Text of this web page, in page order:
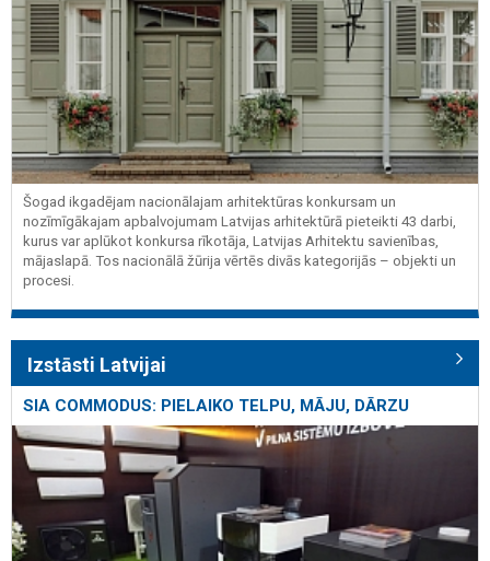
Šogad ikgadējam nacionālajam arhitektūras konkursam un
nozīmīgākajam apbalvojumam Latvijas arhitektūrā pieteikti 43 darbi,
kurus var aplūkot konkursa rīkotāja, Latvijas Arhitektu savienības,
mājaslapā. Tos nacionālā žūrija vērtēs divās kategorijās – objekti un
procesi.
Izstāsti Latvijai
SIA COMMODUS: PIELAIKO TELPU, MĀJU, DĀRZU